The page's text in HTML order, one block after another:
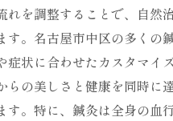
れを調整することで、自然
す。名古屋市中区の多くの
症状に合わせたカスタマイ
らの美しさと健康を同時に
す。特に、鍼灸は全身の血